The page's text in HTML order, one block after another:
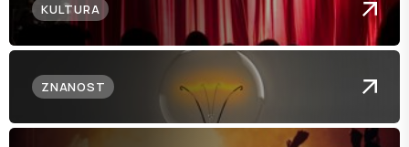
KULTURA
ZNANOST